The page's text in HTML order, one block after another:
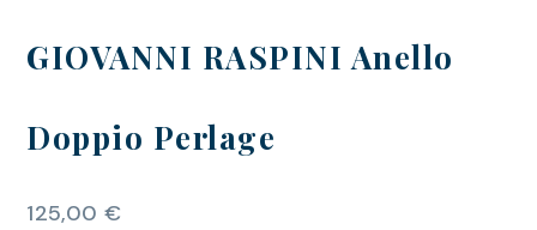
GIOVANNI RASPINI Anello
Doppio Perlage
125,00 €